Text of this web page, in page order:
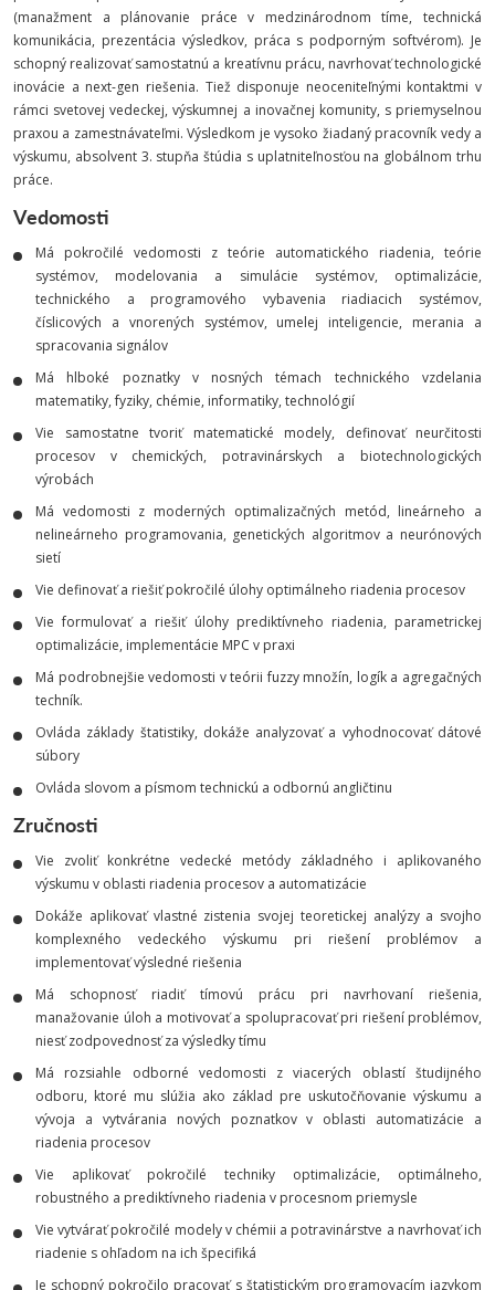
(manažment a plánovanie práce v medzinárodnom tíme, technická
komunikácia, prezentácia výsledkov, práca s podporným softvérom). Je
schopný realizovať samostatnú a kreatívnu prácu, navrhovať technologické
inovácie a next-gen riešenia. Tiež disponuje neoceniteľnými kontaktmi v
rámci svetovej vedeckej, výskumnej a inovačnej komunity, s priemyselnou
praxou a zamestnávateľmi. Výsledkom je vysoko žiadaný pracovník vedy a
výskumu, absolvent 3. stupňa štúdia s uplatniteľnosťou na globálnom trhu
práce.
Vedomosti
Má pokročilé vedomosti z teórie automatického riadenia, teórie
systémov, modelovania a simulácie systémov, optimalizácie,
technického a programového vybavenia riadiacich systémov,
číslicových a vnorených systémov, umelej inteligencie, merania a
spracovania signálov
Má hlboké poznatky v nosných témach technického vzdelania
matematiky, fyziky, chémie, informatiky, technológií
Vie samostatne tvoriť matematické modely, definovať neurčitosti
procesov v chemických, potravinárskych a biotechnologických
výrobách
Má vedomosti z moderných optimalizačných metód, lineárneho a
nelineárneho programovania, genetických algoritmov a neurónových
sietí
Vie definovať a riešiť pokročilé úlohy optimálneho riadenia procesov
Vie formulovať a riešiť úlohy prediktívneho riadenia, parametrickej
optimalizácie, implementácie MPC v praxi
Má podrobnejšie vedomosti v teórii fuzzy množín, logík a agregačných
techník.
Ovláda základy štatistiky, dokáže analyzovať a vyhodnocovať dátové
súbory
Ovláda slovom a písmom technickú a odbornú angličtinu
Zručnosti
Vie zvoliť konkrétne vedecké metódy základného i aplikovaného
výskumu v oblasti riadenia procesov a automatizácie
Dokáže aplikovať vlastné zistenia svojej teoretickej analýzy a svojho
komplexného vedeckého výskumu pri riešení problémov a
implementovať výsledné riešenia
Má schopnosť riadiť tímovú prácu pri navrhovaní riešenia,
manažovanie úloh a motivovať a spolupracovať pri riešení problémov,
niesť zodpovednosť za výsledky tímu
Má rozsiahle odborné vedomosti z viacerých oblastí študijného
odboru, ktoré mu slúžia ako základ pre uskutočňovanie výskumu a
vývoja a vytvárania nových poznatkov v oblasti automatizácie a
riadenia procesov
Vie aplikovať pokročilé techniky optimalizácie, optimálneho,
robustného a prediktívneho riadenia v procesnom priemysle
Vie vytvárať pokročilé modely v chémii a potravinárstve a navrhovať ich
riadenie s ohľadom na ich špecifiká
Je schopný pokročilo pracovať s štatistickým programovacím jazykom